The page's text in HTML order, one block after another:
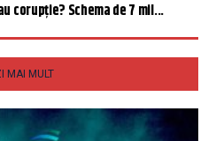
corupție? Schema de 7 mil...
MAI MULT